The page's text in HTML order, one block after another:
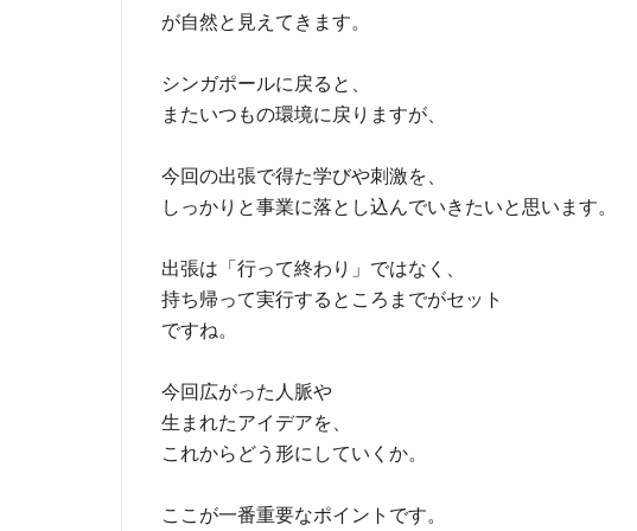
が自然と見えてきます。
シンガポールに戻ると、
またいつもの環境に戻りますが、
今回の出張で得た学びや刺激を、
しっかりと事業に落とし込んでいきたいと思います。
出張は「行って終わり」ではなく、
持ち帰って実行するところまでがセット
ですね。
今回広がった人脈や
生まれたアイデアを、
これからどう形にしていくか。
ここが一番重要なポイントです。